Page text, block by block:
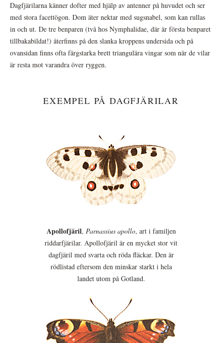
Dagfjärilarna känner dofter med hjälp av antenner på huvudet och ser
med stora facettögon. Dom äter nektar med sugsnabel, som kan rullas
in och ut. De tre benparen (två hos Nymphalidae, där är första benparet
tillbakabildat!) återfinns på den slanka kroppens undersida och på
ovansidan finns ofta färgstarka brett triangulära vingar som när de vilar
är resta mot varandra över ryggen.
EXEMPEL PÅ DAGFJÄRILAR
Apollofjäril, Parnassius apollo, art i familjen
riddarfjärilar. Apollofjäril är en mycket stor vit
dagfjäril med svarta och röda fläckar. Den är
rödlistad eftersom den minskar starkt i hela
landet utom på Gotland.